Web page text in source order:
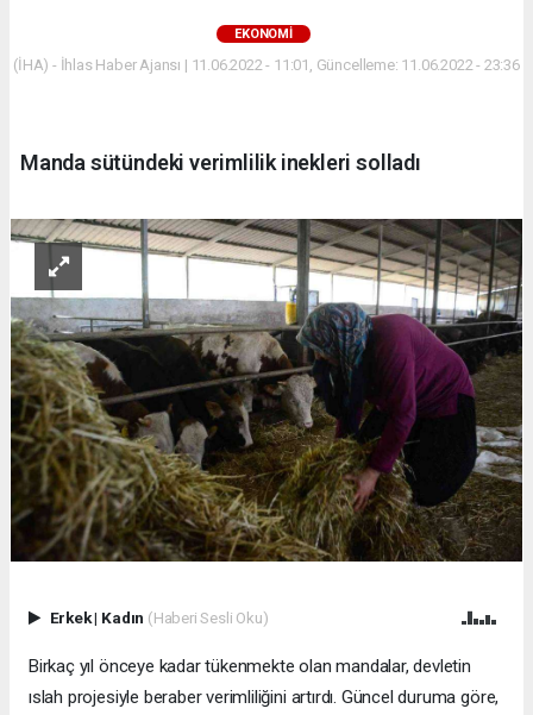
EKONOMİ
(İHA) - İhlas Haber Ajansı | 11.06.2022 - 11:01, Güncelleme: 11.06.2022 - 23:36
Manda sütündeki verimlilik inekleri solladı
Erkek| Kadın (Haberi Sesli Oku)
Birkaç yıl önceye kadar tükenmekte olan mandalar, devletin
ıslah projesiyle beraber verimliliğini artırdı. Güncel duruma göre,